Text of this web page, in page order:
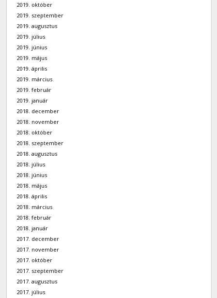
2019. október
2019. szeptember
2019. augusztus
2019. július
2019. június
2019. május
2019. április
2019. március
2019. február
2019. január
2018. december
2018. november
2018. október
2018. szeptember
2018. augusztus
2018. július
2018. június
2018. május
2018. április
2018. március
2018. február
2018. január
2017. december
2017. november
2017. október
2017. szeptember
2017. augusztus
2017. július